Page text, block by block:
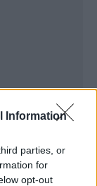
Information
parties, or
for
opt-out